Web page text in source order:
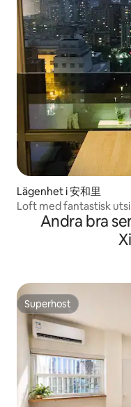
Lägenhet i 安和里
Loft med fantastisk
Andra bra
Superhost
Superhost